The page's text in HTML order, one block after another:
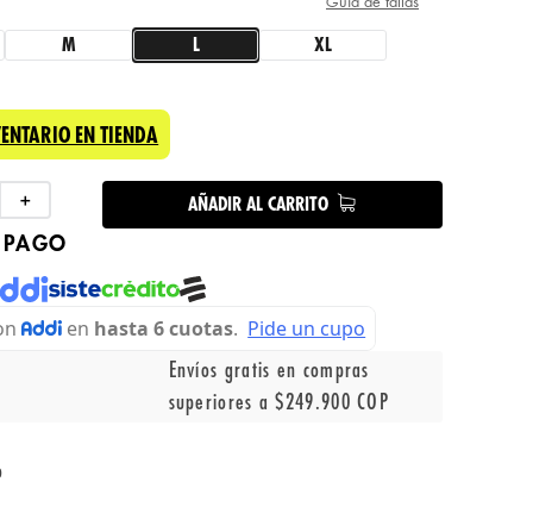
M L XL
EN TIENDA
＋ AÑADIR AL CARRITO
Envíos gratis en compras
superiores a $249.900 COP